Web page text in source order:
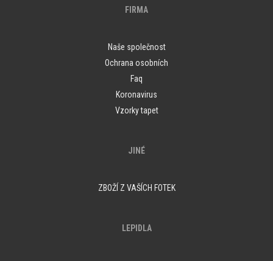
FIRMA
Naše společnost
Ochrana osobních
Faq
Koronavirus
Vzorky tapet
JINÉ
ZBOŽÍ Z VAŠÍCH FOTEK
LEPIDLA